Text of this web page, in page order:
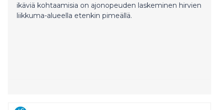
ikäviä kohtaamisia on ajonopeuden laskeminen hirvien
liikkuma-alueella etenkin pimeällä.